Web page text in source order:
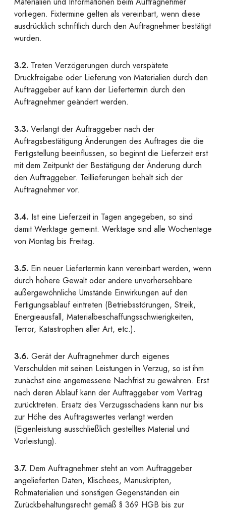
vorliegen. Fixtermine gelten als vereinbart, wenn diese
ausdrücklich schriftlich durch den Auftragnehmer bestätigt
wurden.
3.2. Treten Verzögerungen durch verspätete
Druckfreigabe oder Lieferung von Materialien durch den
Auftraggeber auf kann der Liefertermin durch den
Auftragnehmer geändert werden.
3.3. Verlangt der Auftraggeber nach der
Auftragsbestätigung Änderungen des Auftrages die die
Fertigstellung beeinflussen, so beginnt die Lieferzeit erst
mit dem Zeitpunkt der Bestätigung der Änderung durch
den Auftraggeber. Teillieferungen behält sich der
Auftragnehmer vor.
3.4. Ist eine Lieferzeit in Tagen angegeben, so sind
damit Werktage gemeint. Werktage sind alle Wochentage
von Montag bis Freitag.
3.5. Ein neuer Liefertermin kann vereinbart werden, wenn
durch höhere Gewalt oder andere unvorhersehbare
außergewöhnliche Umstände Einwirkungen auf den
Fertigungsablauf eintreten (Betriebsstörungen, Streik,
Energieausfall, Materialbeschaffungsschwierigkeiten,
Terror, Katastrophen aller Art, etc.).
3.6. Gerät der Auftragnehmer durch eigenes
Verschulden mit seinen Leistungen in Verzug, so ist ihm
zunächst eine angemessene Nachfrist zu gewähren. Erst
nach deren Ablauf kann der Auftraggeber vom Vertrag
zurücktreten. Ersatz des Verzugsschadens kann nur bis
zur Höhe des Auftragswertes verlangt werden
(Eigenleistung ausschließlich gestelltes Material und
Vorleistung).
3.7. Dem Auftragnehmer steht an vom Auftraggeber
angelieferten Daten, Klischees, Manuskripten,
Rohmaterialien und sonstigen Gegenständen ein
Zurückbehaltungsrecht gemäß § 369 HGB bis zur